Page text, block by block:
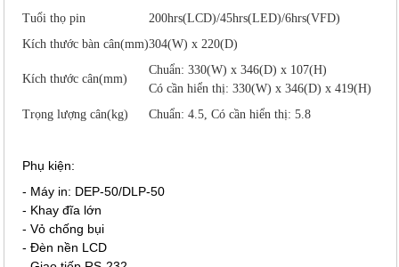
Tuổi thọ pin
200hrs(LCD)/45hrs(LED)/6hrs(VFD)
Kích thước bàn cân(mm)304(W) x 220(D)
Kích thước cân(mm)
Chuẩn: 330(W) x 346(D) x 107(H)
Có cần hiển thị: 330(W) x 346(D) x 419(H)
Trọng lượng cân(kg)
Chuẩn: 4.5, Có cần hiển thị: 5.8
Phụ kiện:
- Máy in: DEP-50/DLP-50
- Khay đĩa lớn
- Vỏ chống bụi
- Đèn nền LCD